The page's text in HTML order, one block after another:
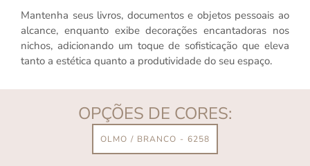
Mantenha seus livros, documentos e objetos pessoais ao
alcance, enquanto exibe decorações encantadoras nos
nichos, adicionando um toque de sofisticação que eleva
tanto a estética quanto a produtividade do seu espaço.
OPÇÕES DE CORES:
OLMO / BRANCO - 6258